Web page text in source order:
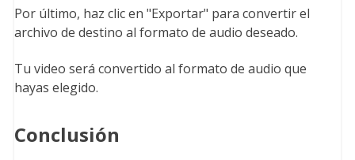
Por último, haz clic en "Exportar" para convertir el
archivo de destino al formato de audio deseado.
Tu video será convertido al formato de audio que
hayas elegido.
Conclusión